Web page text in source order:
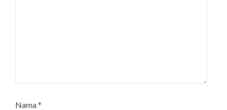
Nama*